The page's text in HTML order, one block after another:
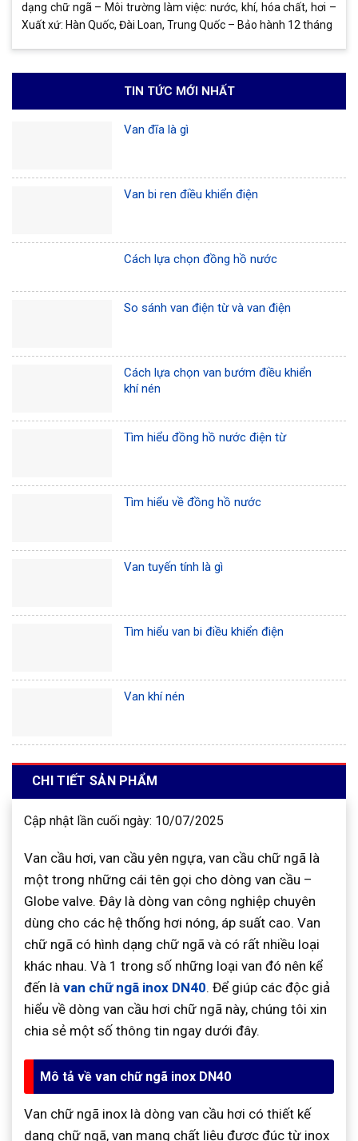
dạng chữ ngã – Môi trường làm việc: nước, khí, hóa chất, hơi –
Xuất xứ: Hàn Quốc, Đài Loan, Trung Quốc – Bảo hành 12 tháng
TIN TỨC MỚI NHẤT
Van đĩa là gì
Van bi ren điều khiển điện
Cách lựa chọn đồng hồ nước
So sánh van điện từ và van điện
Cách lựa chọn van bướm điều khiển
khí nén
Tìm hiểu đồng hồ nước điện từ
Tìm hiểu về đồng hồ nước
Van tuyến tính là gì
Tìm hiểu van bi điều khiển điện
Van khí nén
CHI TIẾT SẢN PHẨM
Cập nhật lần cuối ngày: 10/07/2025
Van cầu hơi, van cầu yên ngựa, van cầu chữ ngã là
một trong những cái tên gọi cho dòng van cầu –
Globe valve. Đây là dòng van công nghiệp chuyên
dùng cho các hệ thống hơi nóng, áp suất cao. Van
chữ ngã có hình dạng chữ ngã và có rất nhiều loại
khác nhau. Và 1 trong số những loại van đó nên kể
đến là van chữ ngã inox DN40. Để giúp các độc giả
hiểu về dòng van cầu hơi chữ ngã này, chúng tôi xin
chia sẻ một số thông tin ngay dưới đây.
Mô tả về van chữ ngã inox DN40
Van chữ ngã inox là dòng van cầu hơi có thiết kế
dạng chữ ngã, van mang chất liệu được đúc từ inox